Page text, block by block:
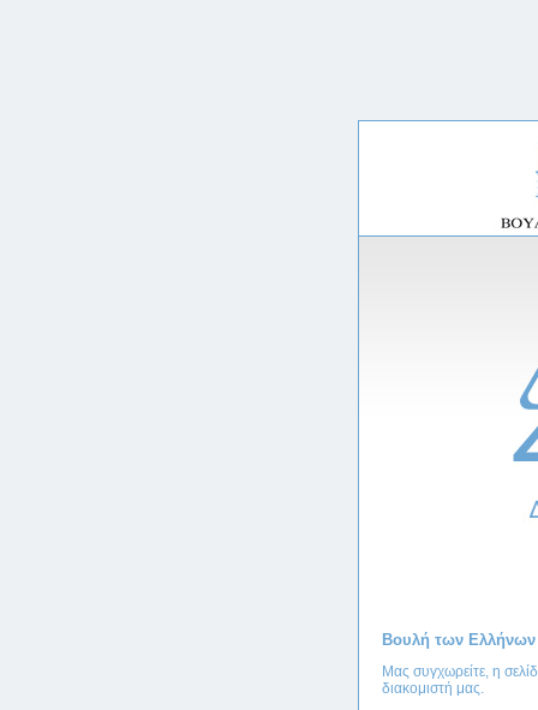
Βουλή των Ελλήνων
Μας συγχωρείτε, η
διακομιστή μας.